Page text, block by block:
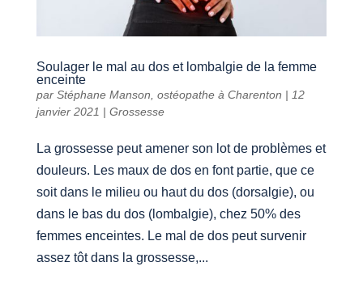
Soulager le mal au dos et lombalgie de la femme
enceinte
par Stéphane Manson, ostéopathe à Charenton | 12
janvier 2021 | Grossesse
La grossesse peut amener son lot de problèmes et
douleurs. Les maux de dos en font partie, que ce
soit dans le milieu ou haut du dos (dorsalgie), ou
dans le bas du dos (lombalgie), chez 50% des
femmes enceintes. Le mal de dos peut survenir
assez tôt dans la grossesse,...